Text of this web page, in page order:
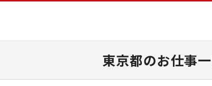
東京都のお仕事